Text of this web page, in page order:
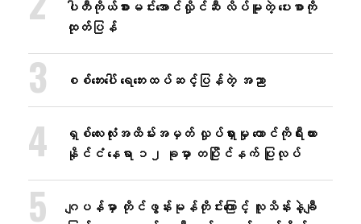
ပါတီကိုယ်စားမင်းအောင်လှိုင်ဆီ လိပ်မူတဲ့ ပေးစာကို
ထုတ်ပြန်
စစ်ဘေးပေါ် ရေဘေးထပ်ဆင့်ပြန်တဲ့ အညာ
ရှစ်လေးလုံးအထိမ်းအမှတ် လှုပ်ရှားမှု တောင်ကိုရီးယား
နိုင်ငံ နေရာ ၁၂ ခုမှာ တပြိုင်နက် ပြုလုပ်
ဂျပန်မှာ တိုင်ဖွန်းမုန်တိုင်းကြောင့် လူသိန်းနဲ့ချီ